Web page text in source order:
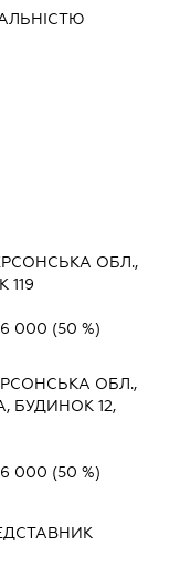
ОБЛ.,
6 000 (50 %)
ОБЛ.,
БУДИНОК 12,
6 000 (50 %)